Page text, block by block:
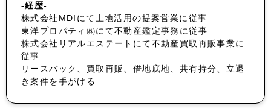
-経歴-
株式会社MDIにて土地活用の提案営業に従事
東洋プロパティ㈱にて不動産鑑定事務に従事
株式会社リアルエステートにて不動産買取再販事業に
従事
リースバック、買取再販、借地底地、共有持分、立退
き案件を手がける